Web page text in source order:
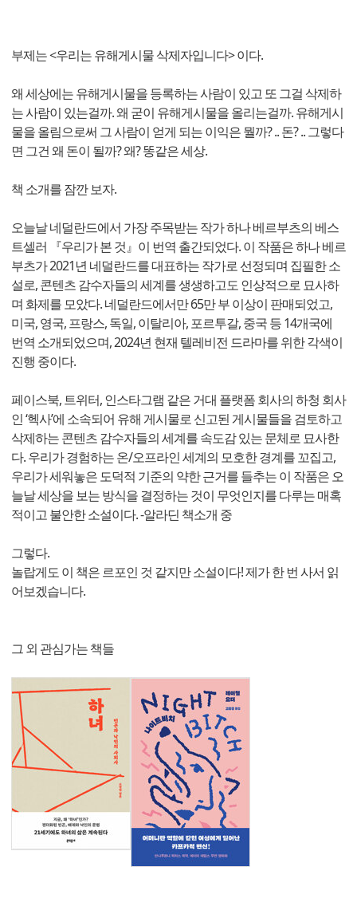
부제는 <우리는 유해게시물 삭제자입니다> 이다.
왜 세상에는 유해게시물을 등록하는 사람이 있고 또 그걸 삭제하
는 사람이 있는걸까. 왜 굳이 유해게시물을 올리는걸까. 유해게시
물을 올림으로써 그 사람이 얻게 되는 이익은 뭘까? .. 돈? .. 그렇다
면 그건 왜 돈이 될까? 왜? 똥같은 세상.
책 소개를 잠깐 보자.
오늘날 네덜란드에서 가장 주목받는 작가 하나 베르부츠의 베스
트셀러 『우리가 본 것』이 번역 출간되었다. 이 작품은 하나 베르
부츠가 2021년 네덜란드를 대표하는 작가로 선정되며 집필한 소
설로, 콘텐츠 감수자들의 세계를 생생하고도 인상적으로 묘사하
며 화제를 모았다. 네덜란드에서만 65만 부 이상이 판매되었고,
미국, 영국, 프랑스, 독일, 이탈리아, 포르투갈, 중국 등 14개국에
번역 소개되었으며, 2024년 현재 텔레비전 드라마를 위한 각색이
진행 중이다.
페이스북, 트위터, 인스타그램 같은 거대 플랫폼 회사의 하청 회사
인 ‘헥사’에 소속되어 유해 게시물로 신고된 게시물들을 검토하고
삭제하는 콘텐츠 감수자들의 세계를 속도감 있는 문체로 묘사한
다. 우리가 경험하는 온/오프라인 세계의 모호한 경계를 꼬집고,
우리가 세워놓은 도덕적 기준의 약한 근거를 들추는 이 작품은 오
늘날 세상을 보는 방식을 결정하는 것이 무엇인지를 다루는 매혹
적이고 불안한 소설이다. -알라딘 책소개 중
그렇다.
놀랍게도 이 책은 르포인 것 같지만 소설이다! 제가 한 번 사서 읽
어보겠습니다.
그 외 관심가는 책들